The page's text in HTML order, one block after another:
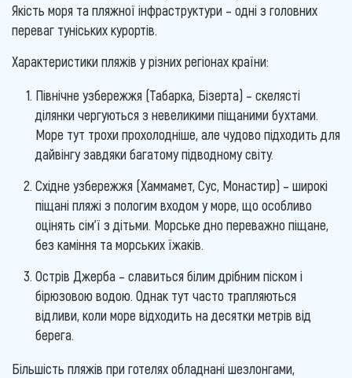
Якість моря та пляжної інфраструктури – одні з головних
переваг туніських курортів.
Характеристики пляжів у різних регіонах країни:
Північне узбережжя (Табарка, Бізерта) – скелясті
ділянки чергуються з невеликими піщаними бухтами.
Море тут трохи прохолодніше, але чудово підходить для
дайвінгу завдяки багатому підводному світу.
Східне узбережжя (Хаммамет, Сус, Монастир) – широкі
піщані пляжі з пологим входом у море, що особливо
оцінять сім'ї з дітьми. Морське дно переважно піщане,
без каміння та морських їжаків.
Острів Джерба ​​– славиться білим дрібним піском і
бірюзовою водою. Однак тут часто трапляються
відливи, коли море відходить на десятки метрів від
берега.
Більшість пляжів при готелях обладнані шезлонгами,